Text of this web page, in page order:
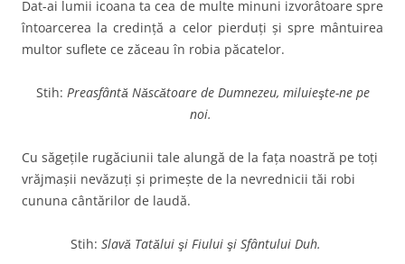
Dat-ai lumii icoana ta cea de multe minuni izvorâtoare spre
întoarcerea la credinţă a celor pierduţi şi spre mântuirea
multor suflete ce zăceau în robia păcatelor.
Stih: Preasfântă Născătoare de Dumnezeu, miluieşte-ne pe
noi.
Cu săgeţile rugăciunii tale alungă de la faţa noastră pe toţi
vrăjmaşii nevăzuţi şi primeşte de la nevrednicii tăi robi
cununa cântărilor de laudă.
Stih: Slavă Tatălui şi Fiului şi Sfântului Duh.